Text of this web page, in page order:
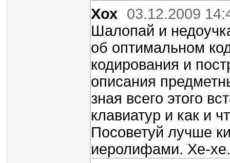
Хох 03.12.2009
Шалопай и
об оптимальном
кодирования и
описания
зная всего этого
клавиатур и как и
Посоветуй лучше
иеролифами. Хе-